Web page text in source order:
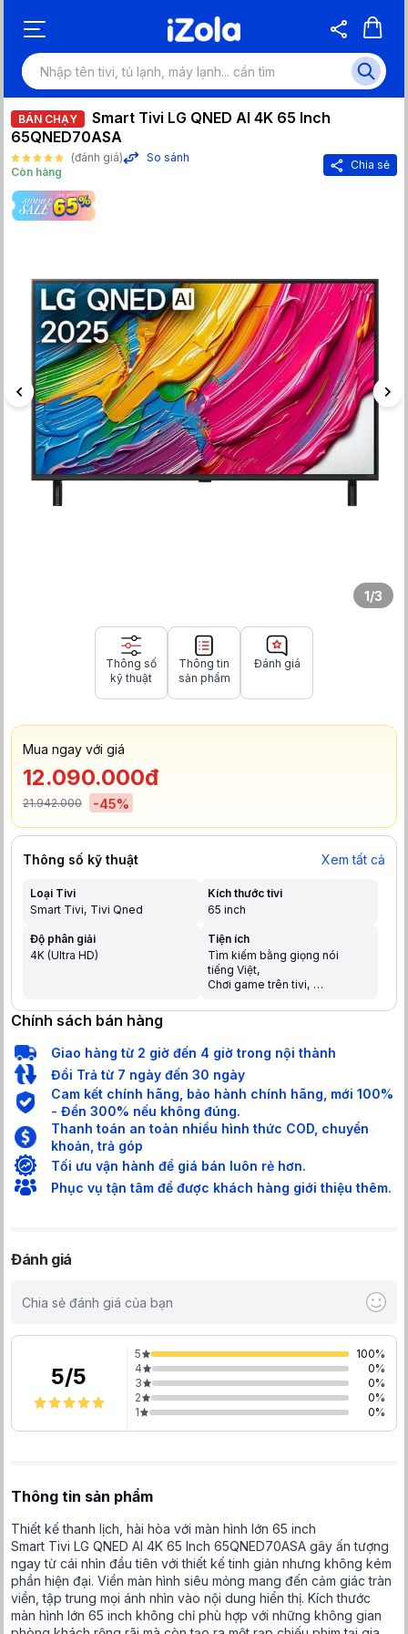
BÁN CHẠY
Smart Tivi LG QNED AI 4K 65 Inch
65QNED70ASA
(đánh giá)
So sánh
Còn hàng
Chia sẻ
1/3
Thông số
kỹ thuật
Thông tin
sản phẩm
Đánh giá
Mua ngay với giá
12.090.000đ
21.942.000 -45%
Thông số kỹ thuật Xem tất cả
Loại Tivi
Smart Tivi Tivi Qned
Kích thước tivi
65 inch
Độ phân giải
4K (Ultra HD)
Tiện ích
Tìm kiếm bằng giọng nói
tiếng Việt
Chơi game trên tivi
lên tivi
Tìm kiếm giọng nói trên
YouTube bằng tiếng Việt
Chính sách bán hàng
Giao hàng từ 2 giờ đến 4 giờ trong nội thành
Đổi Trả từ 7 ngày đến 30 ngày
Cam kết chính hãng, bảo hành chính hãng, mới 100%
- Đền 300% nếu không đúng.
Thanh toán an toàn nhiều hình thức COD, chuyển
khoản, trả góp
Tối ưu vận hành để giá bán luôn rẻ hơn.
Phục vụ tận tâm để được khách hàng giới thiệu thêm.
Đánh giá
Chia sẻ đánh giá của bạn
5/5
5 100%
4
0%
3
0%
2
0%
1
0%
Thông tin sản phẩm
Thiết kế thanh lịch, hài hòa với màn hình lớn 65 inch
Smart Tivi LG QNED AI 4K 65 Inch 65QNED70ASA gây ấn tượng
ngay từ cái nhìn đầu tiên với thiết kế tinh giản nhưng không kém
phần hiện đại. Viền màn hình siêu mỏng mang đến cảm giác tràn
viền, tập trung mọi ánh nhìn vào nội dung hiển thị. Kích thước
màn hình lớn 65 inch không chỉ phù hợp với những không gian